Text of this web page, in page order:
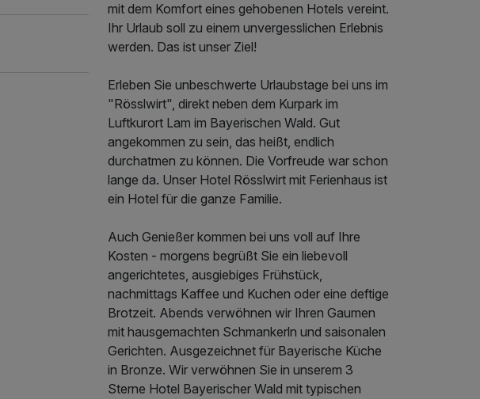
mit dem Komfort eines gehobenen Hotels vereint.
Ihr Urlaub soll zu einem unvergesslichen Erlebnis
werden. Das ist unser Ziel!
Erleben Sie unbeschwerte Urlaubstage bei uns im
"Rösslwirt", direkt neben dem Kurpark im
Luftkurort Lam im Bayerischen Wald. Gut
angekommen zu sein, das heißt, endlich
durchatmen zu können. Die Vorfreude war schon
lange da. Unser Hotel Rösslwirt mit Ferienhaus ist
ein Hotel für die ganze Familie.
Auch Genießer kommen bei uns voll auf Ihre
Kosten - morgens begrüßt Sie ein liebevoll
angerichtetes, ausgiebiges Frühstück,
nachmittags Kaffee und Kuchen oder eine deftige
Brotzeit. Abends verwöhnen wir Ihren Gaumen
mit hausgemachten Schmankerln und saisonalen
Gerichten. Ausgezeichnet für Bayerische Küche
in Bronze. Wir verwöhnen Sie in unserem 3
Sterne Hotel Bayerischer Wald mit typischen